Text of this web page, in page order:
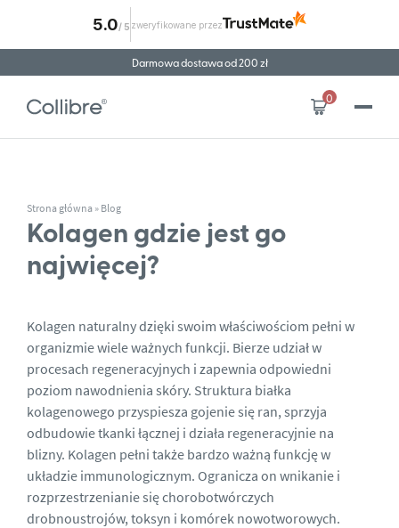
Darmowa dostawa od 200 zł
0
Strona główna » Blog
Kolagen gdzie jest go
najwięcej?
Kolagen naturalny dzięki swoim właściwościom pełni w
organizmie wiele ważnych funkcji. Bierze udział w
procesach regeneracyjnych i zapewnia odpowiedni
poziom nawodnienia skóry. Struktura białka
kolagenowego przyspiesza gojenie się ran, sprzyja
odbudowie tkanki łącznej i działa regeneracyjnie na
blizny. Kolagen pełni także bardzo ważną funkcję w
układzie immunologicznym. Ogranicza on wnikanie i
rozprzestrzenianie się chorobotwórczych
drobnoustrojów, toksyn i komórek nowotworowych.
5.0/ 5 zweryfikowane przez